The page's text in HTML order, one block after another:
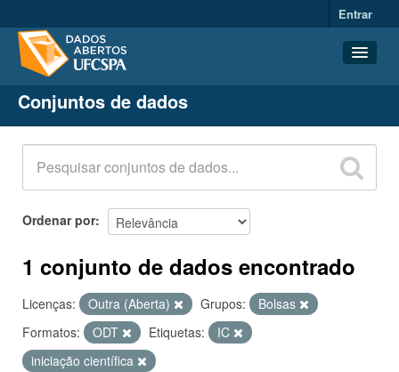
Entrar
Conjuntos de dados
Organizações
Grupos
Sobre
Conjuntos de dados
Ordenar por
1 conjunto de dados encontrado
Licenças: Outra (Aberta) Grupos:
Bolsas
Formatos:
ODT Etiquetas:
IC
iniciação científica